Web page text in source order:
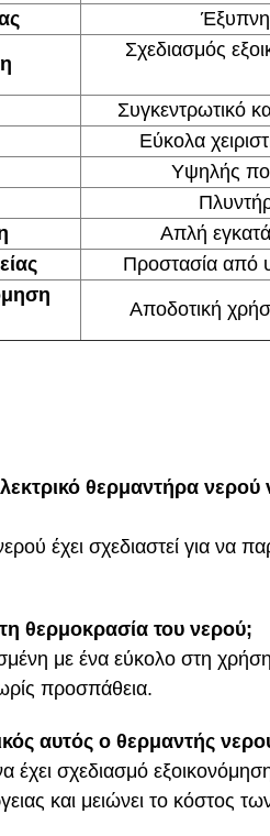
Έξυπνη
Σχεδιασμός
Συγκεντρωτικό
Εύκολα
Υψηλής
Απλή
Προστασία από
Αποδοτική
θερμαντήρα νερού
έχει σχεδιαστεί για να
θερμοκρασία του νερού;
με ένα εύκολο στη
προσπάθεια.
αυτός ο θερμαντής
σχεδιασμό
και μειώνει το κόστος